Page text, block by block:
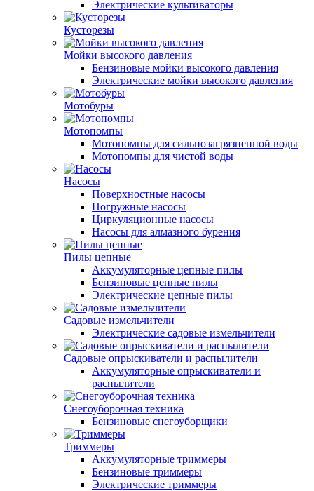
Электрические культиваторы
Кусторезы
Мойки высокого давления
Бензиновые мойки высокого давления
Электрические мойки высокого давления
Мотобуры
Мотопомпы
Мотопомпы для сильнозагрязненной воды
Мотопомпы для чистой воды
Насосы
Поверхностные насосы
Погружные насосы
Циркуляционные насосы
Насосы для алмазного бурения
Пилы цепные
Аккумуляторные цепные пилы
Бензиновые цепные пилы
Электрические цепные пилы
Садовые измельчители
Электрические садовые измельчители
Садовые опрыскиватели и распылители
Аккумуляторные опрыскиватели и
распылители
Снегоуборочная техника
Бензиновые снегоуборщики
Триммеры
Аккумуляторные триммеры
Бензиновые триммеры
Электрические триммеры